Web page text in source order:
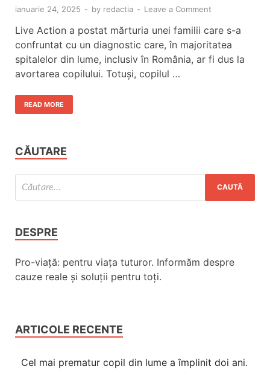
ianuarie 24, 2025 - by redactia - Leave a Comment
Live Action a postat mărturia unei familii care s-a
confruntat cu un diagnostic care, în majoritatea
spitalelor din lume, inclusiv în România, ar fi dus la
avortarea copilului. Totuși, copilul …
READ MORE
CĂUTARE
DESPRE
Pro-viață: pentru viața tuturor. Informăm despre
cauze reale și soluții pentru toți.
ARTICOLE RECENTE
Cel mai prematur copil din lume a împlinit doi ani.